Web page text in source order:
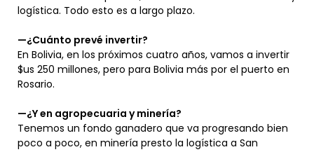
logística. Todo esto es a largo plazo.
—¿Cuánto prevé invertir?
En Bolivia, en los próximos cuatro años, vamos a invertir
$us 250 millones, pero para Bolivia más por el puerto en
Rosario.
—¿Y en agropecuaria y minería?
Tenemos un fondo ganadero que va progresando bien
poco a poco, en minería presto la logística a San